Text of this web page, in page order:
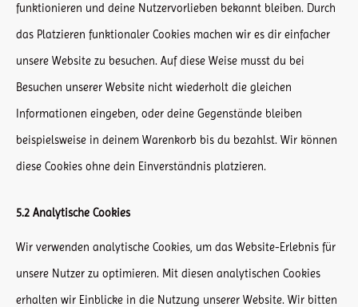
funktionieren und deine Nutzervorlieben bekannt bleiben. Durch
das Platzieren funktionaler Cookies machen wir es dir einfacher
unsere Website zu besuchen. Auf diese Weise musst du bei
Besuchen unserer Website nicht wiederholt die gleichen
Informationen eingeben, oder deine Gegenstände bleiben
beispielsweise in deinem Warenkorb bis du bezahlst. Wir können
diese Cookies ohne dein Einverständnis platzieren.
5.2 Analytische Cookies
Wir verwenden analytische Cookies, um das Website-Erlebnis für
unsere Nutzer zu optimieren. Mit diesen analytischen Cookies
erhalten wir Einblicke in die Nutzung unserer Website. Wir bitten